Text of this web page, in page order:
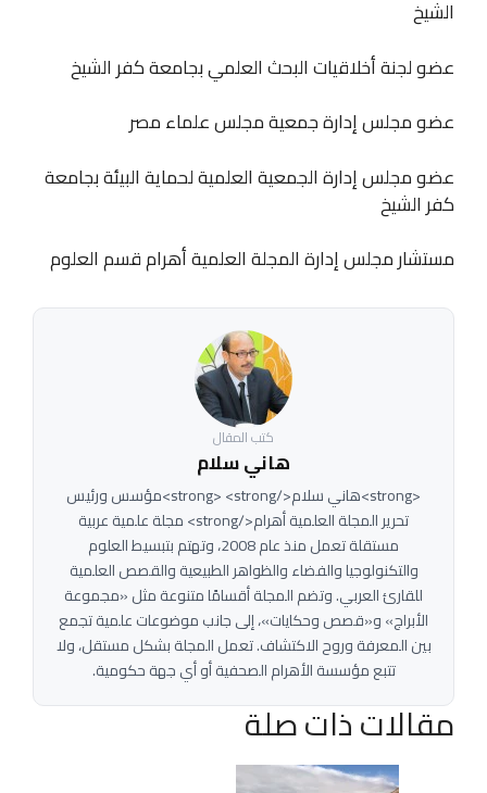
الشيخ
عضو لجنة أخلاقيات البحث العلمي بجامعة كفر الشيخ
عضو مجلس إدارة جمعية مجلس علماء مصر
عضو مجلس إدارة الجمعية العلمية لحماية البيئة بجامعة
كفر الشيخ
مستشار مجلس إدارة المجلة العلمية أهرام قسم العلوم
كتب المقال
هاني سلام
<strong>هاني سلام</strong> <strong>مؤسس ورئيس
تحرير المجلة العلمية أهرام</strong> مجلة علمية عربية
مستقلة تعمل منذ عام 2008، وتهتم بتبسيط العلوم
والتكنولوجيا والفضاء والظواهر الطبيعية والقصص العلمية
للقارئ العربي. وتضم المجلة أقسامًا متنوعة مثل «مجموعة
الأبراج» و«قصص وحكايات»، إلى جانب موضوعات علمية تجمع
بين المعرفة وروح الاكتشاف. تعمل المجلة بشكل مستقل، ولا
تتبع مؤسسة الأهرام الصحفية أو أي جهة حكومية.
مقالات ذات صلة